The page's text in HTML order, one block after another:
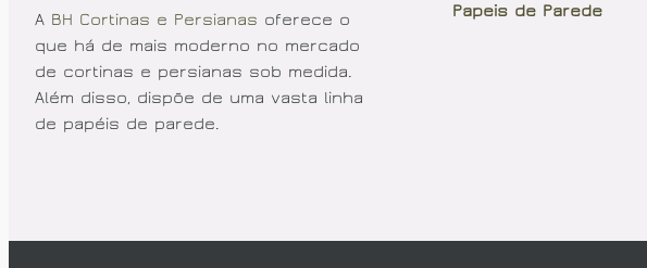
A BH Cortinas e Persianas oferece o
que há de mais moderno no mercado
de cortinas e persianas sob medida.
Além disso, dispõe de uma vasta linha
de papéis de parede.
Papeis de Parede